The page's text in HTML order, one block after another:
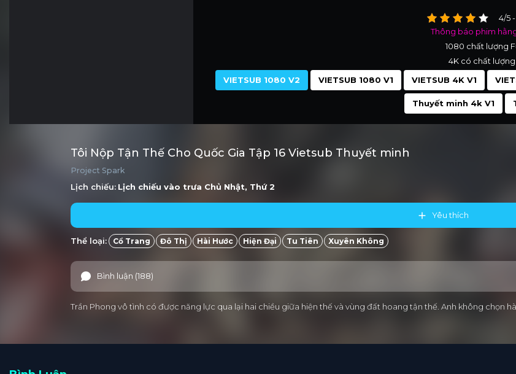
4/5
Thông báo phim
1080 chất lượng
4K có chất
VIETSUB 1080 V2
VIETSUB 1080 V1 VIETSUB 4K V1
Thuyết minh 4k V1
Tôi Nộp Tận Thế Cho Quốc Gia Tập 16 Vietsub Thuyết minh
Project Spark
Lịch chiếu: Lịch chiếu vào trưa Chủ Nhật, Thứ 2
Yêu thích
Thể loại: Cổ Trang Đô Thị Hài Hước Hiện Đại Tu Tiên Xuyên Không
Bình luận (188)
Trần Phong vô tình có được năng lực qua lại hai chiều giữa hiện thế và vùng đất hoang tận thế. Anh không chọn